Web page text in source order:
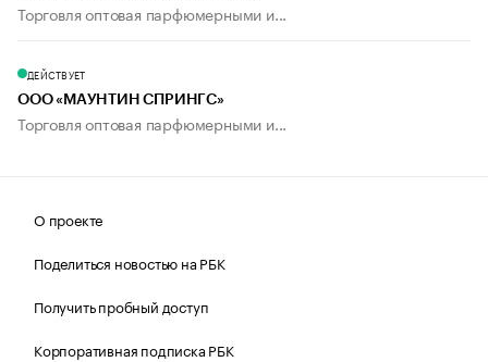
Торговля оптовая парфюмерными и...
ДЕЙСТВУЕТ
ООО «МАУНТИН СПРИНГС»
Торговля оптовая парфюмерными и...
О проекте
Поделиться новостью на РБК
Получить пробный доступ
Корпоративная подписка РБК